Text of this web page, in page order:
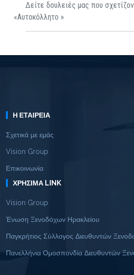
Δείτε δουλειές μας που
«Αυτοκόλλητο »
Η ΕΤΑΙΡΕΊΑ
Σχετικά με εμάς
Vision Group
Επικοινωνία
ΧΡΉΣΙΜΑ LINK
Vision Group
Ένωση Ξενοδόχων Ηρακλείου
Παγκρήτιος Σύλλογος Διευθυντών
Πανελλήνια Ομοσπονδία Διευθυντών